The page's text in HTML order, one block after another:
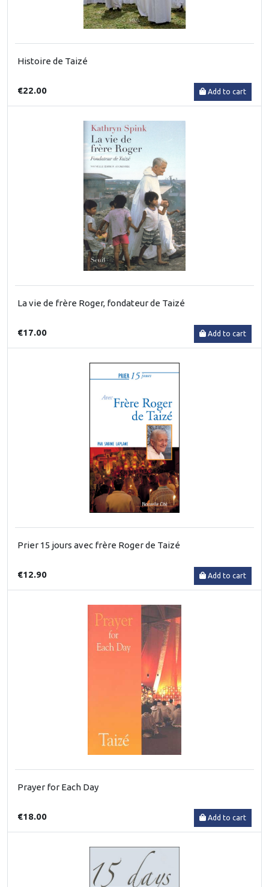
Histoire de Taizé
€22.00 Add to cart
La vie de frère Roger, fondateur de Taizé
€17.00 Add to cart
Prier 15 jours avec frère Roger de Taizé
€12.90 Add to cart
Prayer for Each Day
€18.00 Add to cart